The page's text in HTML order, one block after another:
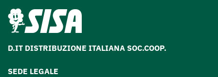
D.IT DISTRIBUZIONE ITALIANA SOC.COOP.
SEDE LEGALE